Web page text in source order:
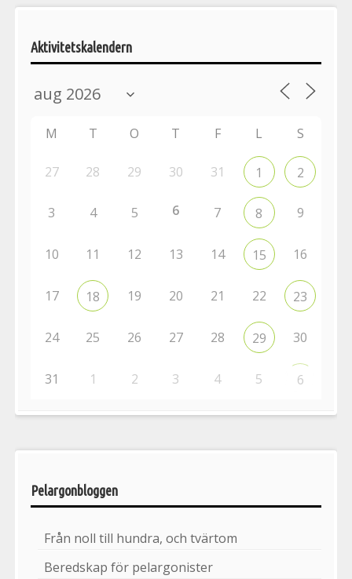
Aktivitetskalendern
M T O T F L S
27 28 29 30 31 1 2
3 4 5 6 7 8 9
10 11 12 13 14 15 16
17 18 19 20 21 22 23
24 25 26 27 28 29 30
31 1 2 3 4 5 6
Pelargonbloggen
Från noll till hundra, och tvärtom
Beredskap för pelargonister